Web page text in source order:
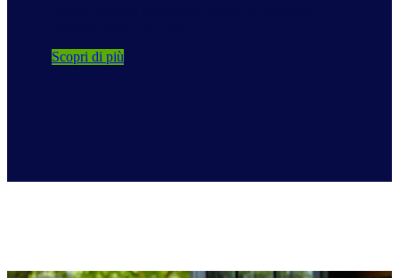
Scopri di più